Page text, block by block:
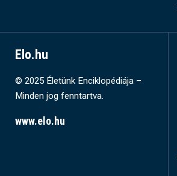
Elo.hu
© 2025 Életünk Enciklopédiája –
Minden jog fenntartva.
www.elo.hu